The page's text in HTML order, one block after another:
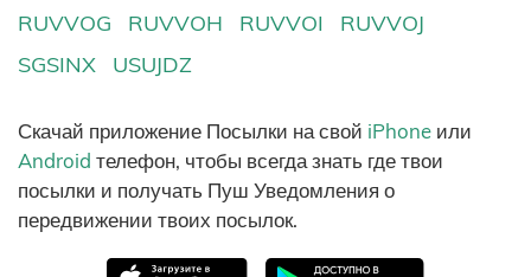
RUVVOG
RUVVOH RUVVOI
RUVVOJ
SGSINX
USUJDZ
Скачай приложение Посылки на свой iPhone или
Android телефон, чтобы всегда знать где твои
посылки и получать Пуш Уведомления о
передвижении твоих посылок.